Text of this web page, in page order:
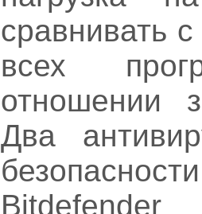
сравнивать
всех
отношении
Два
Bitdefender